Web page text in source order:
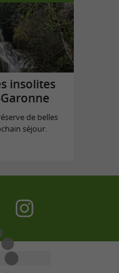
insolites
de belles
séjour.